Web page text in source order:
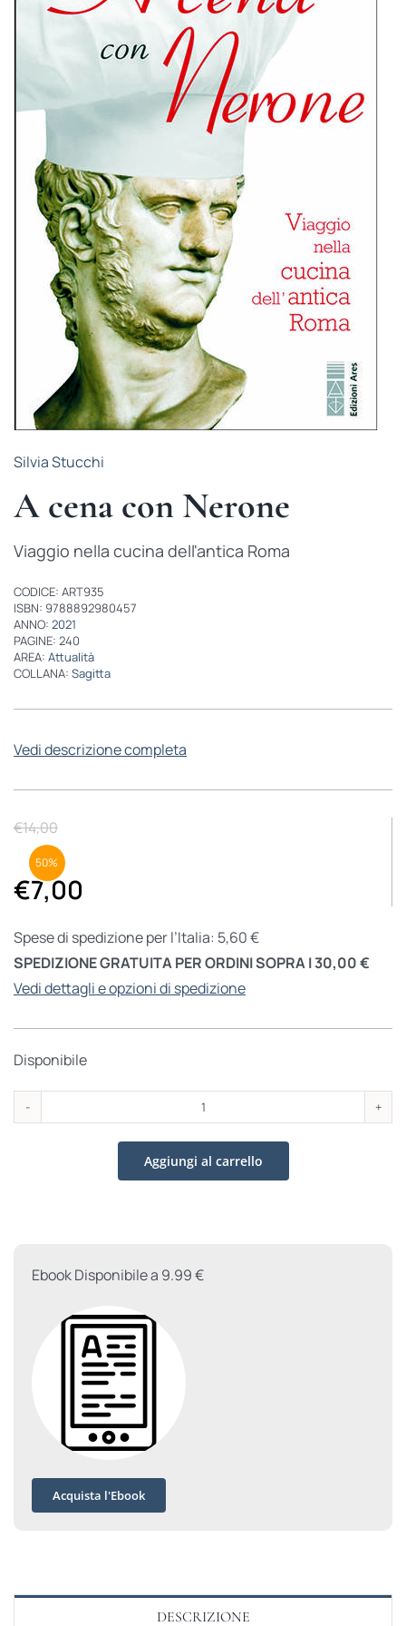
BIOGRAFIE
ATTUALITÀ
Silvia Stucchi
A cena con Nerone
Viaggio nella cucina dell'antica Roma
CODICE: ART935
ISBN: 9788892980457
ANNO: 2021
PAGINE: 240
AREA: Attualità
COLLANA: Sagitta
Vedi descrizione completa
€14,00
€7,00
50%
Spese di spedizione per l’Italia: 5,60 €
SPEDIZIONE GRATUITA PER ORDINI SOPRA I 30,00 €
Vedi dettagli e opzioni di spedizione
Disponibile
A
cena
con
Aggiungi al carrello
Ebook Disponibile a 9.99 €
Acquista l'Ebook
DESCRIZIONE